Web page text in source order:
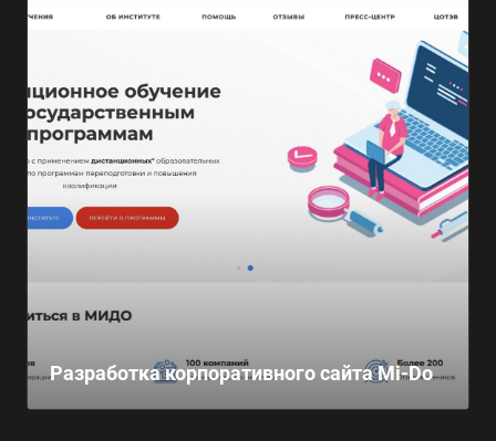
Разработка корпоративного сайта Mi-Do